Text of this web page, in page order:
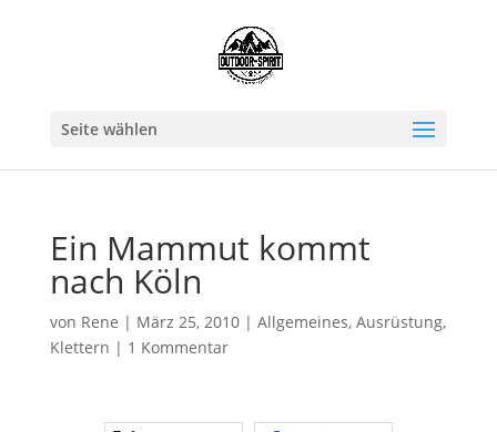
Seite wählen
Ein Mammut kommt
nach Köln
von Rene | März 25, 2010| Allgemeines, Ausrüstung,
Klettern | 1 Kommentar